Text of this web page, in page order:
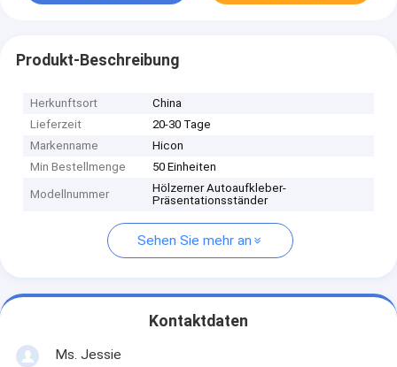
Produkt-Beschreibung
Herkunftsort
China
Lieferzeit
20-30 Tage
Markenname
Hicon
Min Bestellmenge
50 Einheiten
Modellnummer
Hölzerner Autoaufkleber-
Präsentationsständer
Sehen Sie mehr an
Kontaktdaten
Ms. Jessie